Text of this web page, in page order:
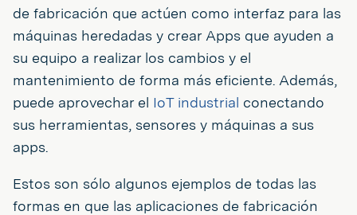
de fabricación que actúen como interfaz para las
máquinas heredadas y crear Apps que ayuden a
su equipo a realizar los cambios y el
mantenimiento de forma más eficiente. Además,
puede aprovechar el IoT industrial conectando
sus herramientas, sensores y máquinas a sus
apps.
Estos son sólo algunos ejemplos de todas las
formas en que las aplicaciones de fabricación